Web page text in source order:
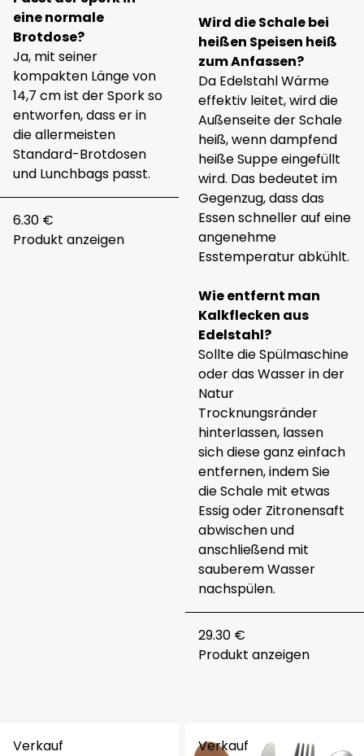
eine normale
Brotdose?
Ja, mit seiner
kompakten Länge von
14,7 cm ist der Spork so
entworfen, dass er in
die allermeisten
Standard-Brotdosen
und Lunchbags passt.
6.30 €
Produkt anzeigen
Wird die Schale bei
heißen Speisen heiß
zum Anfassen?
Da Edelstahl Wärme
effektiv leitet, wird die
Außenseite der Schale
heiß, wenn dampfend
heiße Suppe eingefüllt
wird. Das bedeutet im
Gegenzug, dass das
Essen schneller auf eine
angenehme
Esstemperatur abkühlt.
Wie entfernt man
Kalkflecken aus
Edelstahl?
Sollte die Spülmaschine
oder das Wasser in der
Natur
Trocknungsränder
hinterlassen, lassen
sich diese ganz einfach
entfernen, indem Sie
die Schale mit etwas
Essig oder Zitronensaft
abwischen und
anschließend mit
sauberem Wasser
nachspülen.
29.30 €
Produkt anzeigen
Verkauf Verkauf